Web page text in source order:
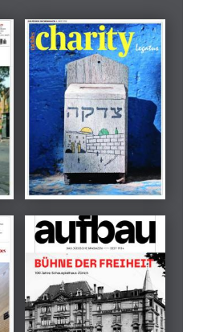
März 2026
Beilage